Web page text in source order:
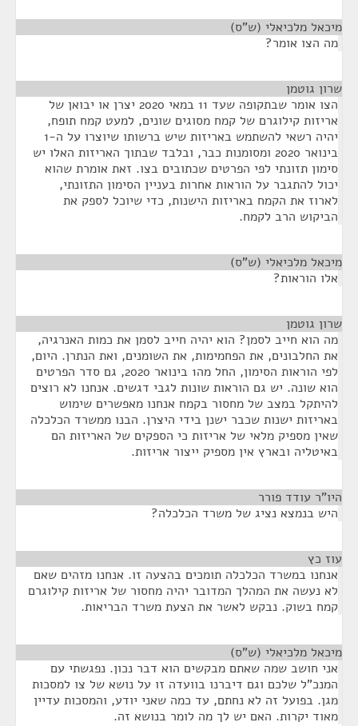
מיכאל מלכיאלי (ש"ס)
מה הצו אומר?
שרון גוטמן
הצו אומר שבתקופה שעד 11 במאי 2020 יצרן או יבואן של
אריזות קילוגרם של קמח מסוגים שונים, למעט קמח תופח,
יהיה רשאי להשתמש באריזות שיש ברשותו שיוצרו על ה-1
בינואר 2020 ומסומנות כבר, ובלבד שבתוך האריזות האלו יש
סימון תזונתי לפי הפרטים שכתובים בצו. זאת אומרת שהוא
יכול להתגבר על הוראות אחרות בעניין הסימון התזונתי,
לארוז את הקמח באריזות הישנות, כדי שיוכל לספק את
הביקוש הרב לקמח.
מיכאל מלכיאלי (ש"ס)
אלו הוראות?
שרון גוטמן
מה הוא חייב לסמן? הוא יהיה חייב לסמן את כמות האנרגיה,
את החלבונים, את הפחמימות, את השומנים, ואת הנתרן. היום,
לפי הוראות הסימון, החל מה1 בינואר 2020, גם סדר הפרטים
הוא שונה. יש גם הוראות שונות לגבי דגשים. אנחנו לא רוצים
להיתקל במצב של מחסור בקמח אנחנו מאפשרים שימוש
באריזות ישנות שכבר ישנן בידי היצרן. הבנו ממשרד הכלכלה
שאין מספיק מלאי של אריזות כי הספקים של האריזות הם
באיטליה ובארץ אין מספיק ייצור אריזות.
היו"ר עודד פורר
היש בנמצא נציג של משרד הכלכלה?
עוז כץ
אנחנו במשרד הכלכלה תומכים בהצעה זו. אנחנו מזהים שאם
לא נעשה את המהלך המדובר יהיה מחסור של אריזות קילוגרם
קמח בשוק. נבקש לאשר את הצעת משרד הבריאות.
מיכאל מלכיאלי (ש"ס)
אני חושב שמה שאתם מבקשים הוא דבר נכון. נפגשתי עם
המנכ"ל שלכם וגם דיברנו בוועדה זו על נושא של צו למסכות
מגן. בפועל זה לא נחתם, עד כמה שאני יודע, והמסכות עדיין
מאוד יקרות. האם יש לך מה לומר בנושא זה.